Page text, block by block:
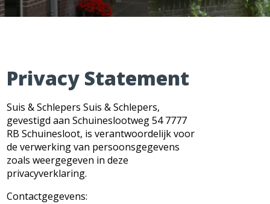
Privacy Statement
Suis & Schlepers Suis & Schlepers,
gevestigd aan Schuineslootweg 54 7777
RB Schuinesloot, is verantwoordelijk voor
de verwerking van persoonsgegevens
zoals weergegeven in deze
privacyverklaring.
Contactgegevens: